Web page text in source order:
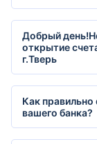
Добрый
открытие
г.Тверь
Как
вашего банка?